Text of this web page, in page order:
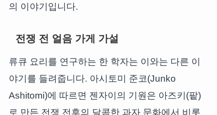
의 이야기입니다.
전쟁 전 얼음 가게 가설
류큐 요리를 연구하는 한 학자는 이와는 다른 이
야기를 들려줍니다. 아시토미 준코(Junko
Ashitomi)에 따르면 젠자이의 기원은 아즈키(팥)
로 만든 전쟁 전후의 달콤한 과자 문화에서 비롯